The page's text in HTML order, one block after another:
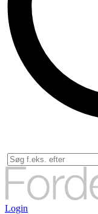
Forsikr
Login